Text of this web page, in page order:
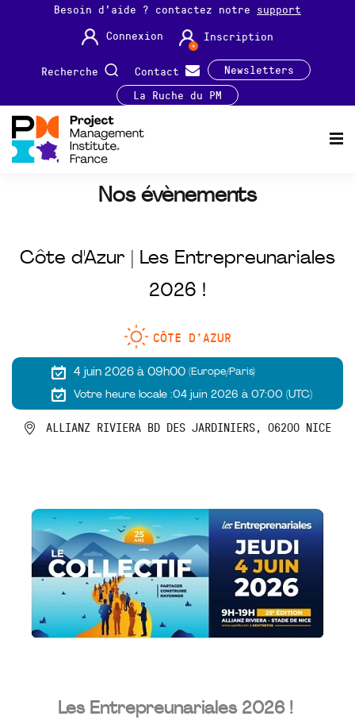
Besoin d'aide ? contactez notre support
Connexion
Inscription
Recherche Contact
Newsletters
La Ruche du PM
Nos évènements
Côte d'Azur | Les Entrepreunariales
2026 !
CÔTE D’AZUR
4 juin 2026 à 09h00 (Europe/Paris)
Votre heure locale :04 juin 2026 à 07:00 (UTC)
ALLIANZ RIVIERA BD DES JARDINIERS, 06200 NICE
Les Entrepreunariales 2026 !